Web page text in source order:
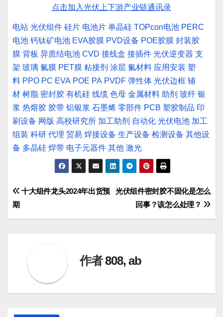
点击加入光伏上下游产业链通讯录
电站 光伏组件 硅片 电池片 单晶硅 TOPcon电池 PERC
电池 钙钛矿电池 EVA胶膜 PVD设备 POE胶膜 封装胶
膜 背板 异质结电池 CVD 接线盒 接插件 光伏逆变器 支
架 玻璃 氟膜 PET膜 粘接剂 涂层 氟材料 应用安装 塑
料 PPO PC EVA POE PA PVDF 弹性体 光伏边框 辅
材 树脂 密封胶 有机硅 线缆 色母 金属材料 助剂 玻纤 银
浆 热熔胶 胶带 铝银浆 石墨烯 零部件 PCB 塑胶制品 印
刷设备 网版 高校研究所 加工助剂 自动化 光伏电池 加工
组装 科研 代理 贸易 焊接设备 生产设备 检测设备 其他设
备 多晶硅 焊带 电子元器件 其他 激光
文
章
光伏组件密封胶不固化是怎么
回事？该怎么处理？
十大组件龙头2024年出货预
期
作者808, ab